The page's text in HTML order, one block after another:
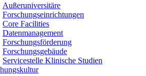
Außeruniversitäre
Forschungseinrichtungen
Core Facilities
Datenmanagement
Forschungsförderung
Forschungsgebäude
Servicestelle Klinische Studien